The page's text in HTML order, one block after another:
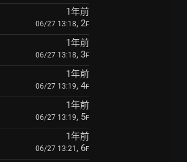
1年前
06/27 13:18, 2F
1年前
06/27 13:18, 3F
1年前
06/27 13:19, 4F
1年前
06/27 13:19, 5F
1年前
06/27 13:21 , 6F